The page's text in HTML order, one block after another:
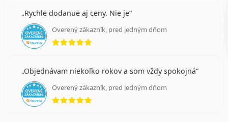
Rychle dodanue aj ceny. Nie je
Overený zákazník, pred jedným dňom
hodnotenie 5 z 5
Objednávam niekoľko rokov a som vždy spokojná
Overený zákazník, pred jedným dňom
hodnotenie 5 z 5